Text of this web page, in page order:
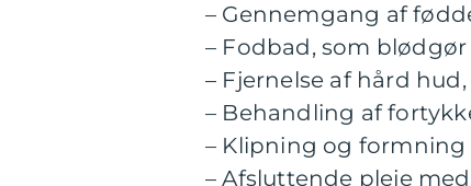
– Gennemgang af
– Fodbad, som
– Fjernelse af hård
– Behandling af
– Klipning og
– Afsluttende pleje